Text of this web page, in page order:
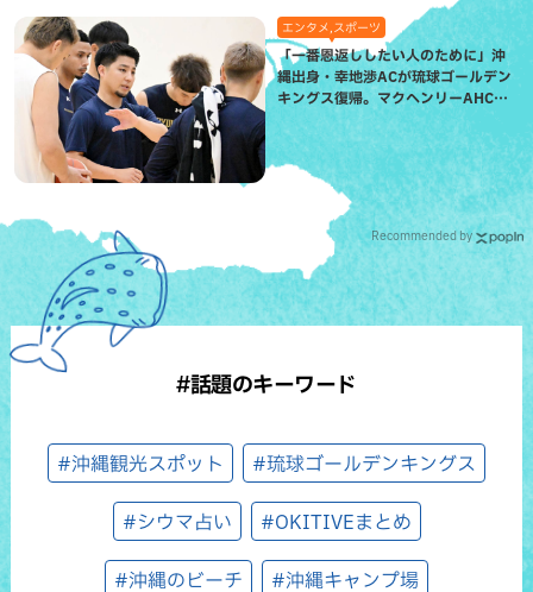
エンタメ,スポーツ
「一番恩返ししたい人のために」沖
縄出身・幸地渉ACが琉球ゴールデン
キングス復帰。マクヘンリーAHCに
信頼を寄せる理由
Recommended by
#話題のキーワード
#沖縄観光スポット #琉球ゴールデンキングス
#シウマ占い #OKITIVEまとめ
#沖縄のビーチ #沖縄キャンプ場